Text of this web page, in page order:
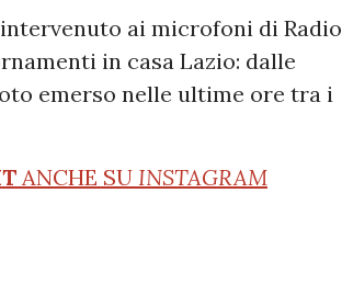
intervenuto ai microfoni di Radio
in casa Lazio: dalle
emerso nelle ultime ore tra i
ANCHE SU INSTAGRAM